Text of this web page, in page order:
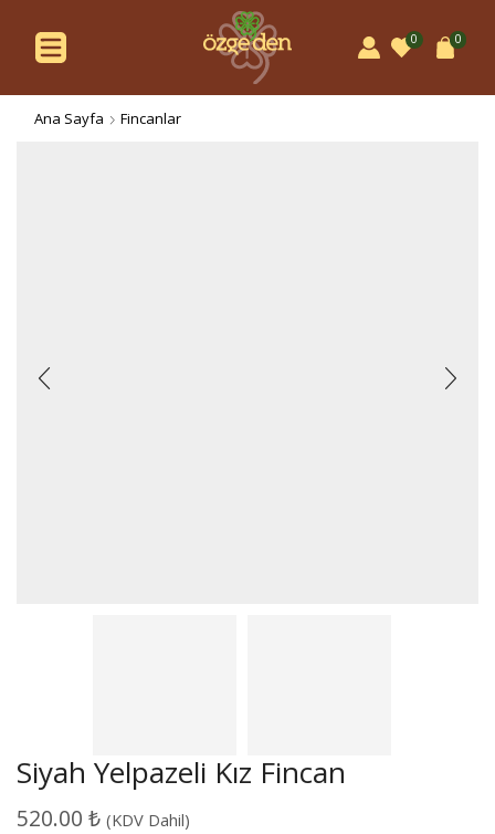
0 0
Ana Sayfa Fincanlar
Siyah Yelpazeli Kız Fincan
520.00 ₺ (KDV Dahil)